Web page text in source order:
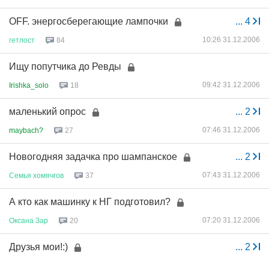
... 4
OFF. энергосберегающие лампочки
гетлост 84 10:26 31.12.2006
Ищу попутчика до Ревды
Irishka_solo 18 09:42 31.12.2006
... 2
маленький опрос
maybach? 27 07:46 31.12.2006
... 2
Новогодняя задачка про шампанское
Семья хомячгов 37 07:43 31.12.2006
А кто как машинку к НГ подготовил?
Оксана Зар 20 07:20 31.12.2006
... 2
Друзья мои!:)